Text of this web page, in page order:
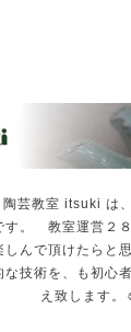
芸教室 itsuki は
す。 教室運営２
しんで頂けたら
な技術を、も初心
え致します